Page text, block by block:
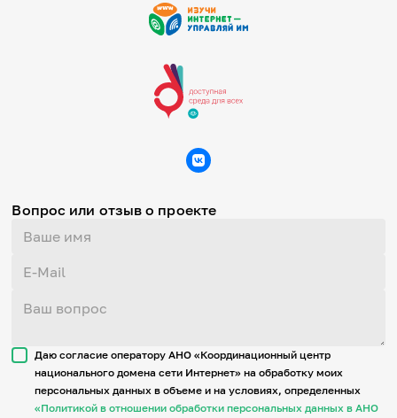
Вопрос или отзыв о проекте
Даю согласие оператору АНО «Координационный центр
национального домена сети Интернет» на обработку моих
персональных данных в объеме и на условиях, определенных
«Политикой в отношении обработки персональных данных в АНО